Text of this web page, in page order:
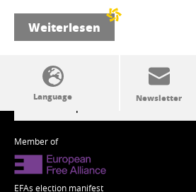
Weiterlesen
SSW politics from A to Z
Member of
EFAs election manifest